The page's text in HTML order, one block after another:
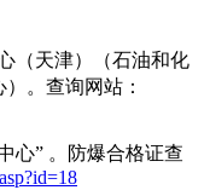
（天津）（石油和化
。查询网站：
心” 。防爆合格证查